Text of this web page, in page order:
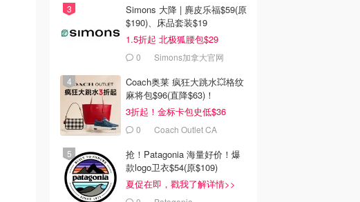
Simons 大降 | 麂皮乐福$59(原
$190)、床品套装$19
1.5折起 北极狐腰包$29
0 Simons加拿大官网
Coach奥莱 疯狂大跳水💥格纹
麻将包$96(直降$63)！
3折起！金标卡包史低$36
0 Coach Outlet CA
抢！Patagonia 海量好价！爆
款logo卫衣$54(原$109)
夏促在即，戳我了解详情>>